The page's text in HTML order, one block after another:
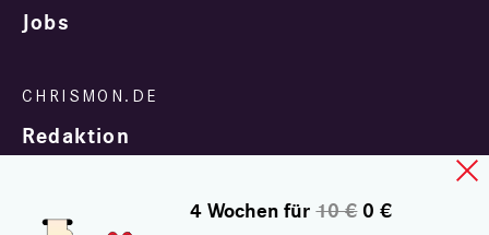
Jobs
Redaktion
4 Wochen für10 €0 €